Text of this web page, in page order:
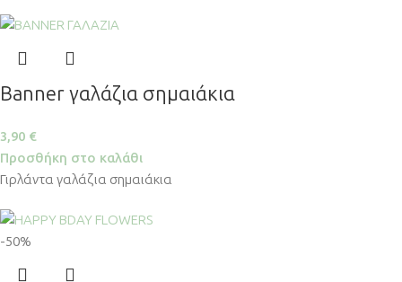
Banner γαλάζια σημαιάκια
3,90 €
Προσθήκη στο καλάθι
Γιρλάντα γαλάζια σημαιάκια
-50%